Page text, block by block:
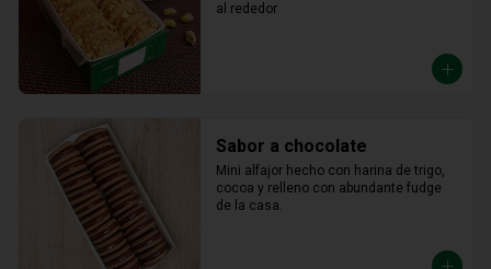
al rededor
Sabor a chocolate
Mini alfajor hecho con harina de trigo,
cocoa y relleno con abundante fudge
de la casa.